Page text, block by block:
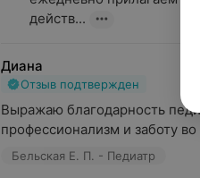
действ...
Диана
Отзыв подтвержден
Выражаю благодарность
профессионализм и заботу
Бельская Е. П. - Педиатр